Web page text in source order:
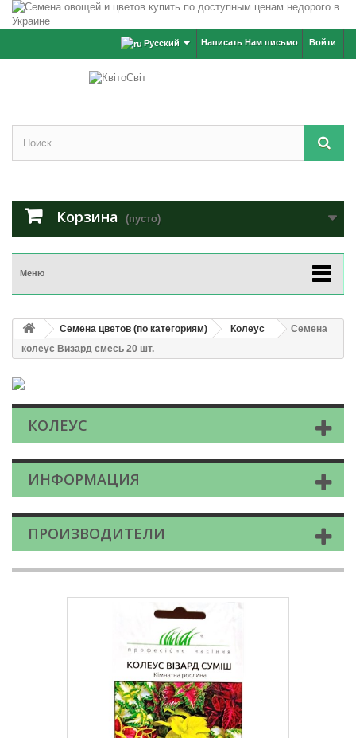
Войти
Написать Нам письмо
Русский
Корзина (пусто)
Меню
Семена цветов (по категориям) Колеус
Семена
колеус Визард смесь 20 шт.
КОЛЕУС
ИНФОРМАЦИЯ
ПРОИЗВОДИТЕЛИ